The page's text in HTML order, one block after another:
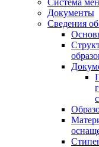
Система
Документы
Сведения об